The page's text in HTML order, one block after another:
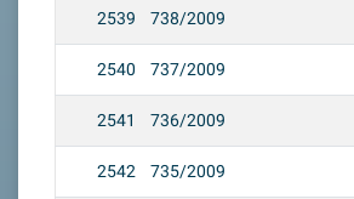
2539 738/2009
2540 737/2009
2541 736/2009
2542 735/2009